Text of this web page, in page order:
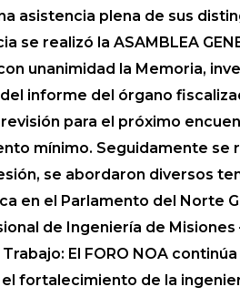
asistencia plena de sus
se realizó la ASAMBLEA
unanimidad la Memoria,
informe del órgano
para el próximo
mínimo. Seguidamente se
se abordaron diversos
en el Parlamento del Norte
de Ingeniería de Misiones
El FORO NOA
fortalecimiento de la